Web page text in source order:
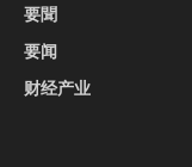
要聞
要闻
财经产业